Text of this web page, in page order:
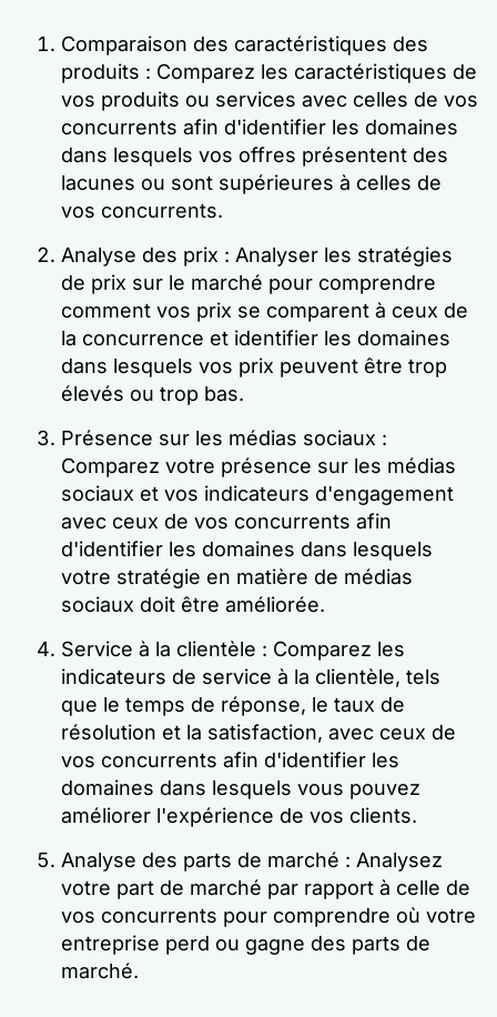
Comparaison des caractéristiques des
produits : Comparez les caractéristiques de
vos produits ou services avec celles de vos
concurrents afin d'identifier les domaines
dans lesquels vos offres présentent des
lacunes ou sont supérieures à celles de
vos concurrents.
Analyse des prix : Analyser les stratégies
de prix sur le marché pour comprendre
comment vos prix se comparent à ceux de
la concurrence et identifier les domaines
dans lesquels vos prix peuvent être trop
élevés ou trop bas.
Présence sur les médias sociaux :
Comparez votre présence sur les médias
sociaux et vos indicateurs d'engagement
avec ceux de vos concurrents afin
d'identifier les domaines dans lesquels
votre stratégie en matière de médias
sociaux doit être améliorée.
Service à la clientèle : Comparez les
indicateurs de service à la clientèle, tels
que le temps de réponse, le taux de
résolution et la satisfaction, avec ceux de
vos concurrents afin d'identifier les
domaines dans lesquels vous pouvez
améliorer l'expérience de vos clients.
Analyse des parts de marché : Analysez
votre part de marché par rapport à celle de
vos concurrents pour comprendre où votre
entreprise perd ou gagne des parts de
marché.